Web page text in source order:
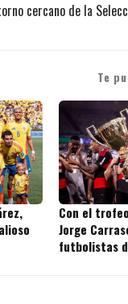
cercano de la
Te
Con el
Jorge
futbolistas